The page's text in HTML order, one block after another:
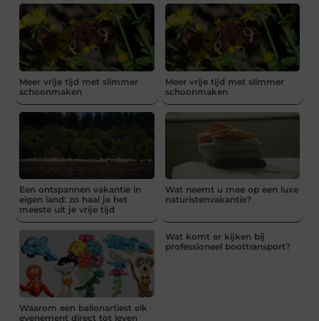
Meer vrije tijd met slimmer
schoonmaken
Meer vrije tijd met slimmer
schoonmaken
Een ontspannen vakantie in
eigen land: zo haal je het
meeste uit je vrije tijd
Wat neemt u mee op een luxe
naturistenvakantie?
Waarom een ballonartiest elk
evenement direct tot leven
Wat komt er kijken bij
professioneel boottransport?